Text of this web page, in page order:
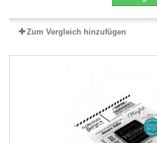
Zum Vergleich hinzufügen